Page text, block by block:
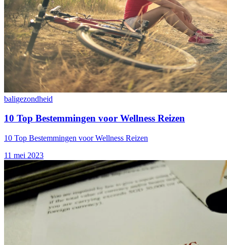
baligezondheid
10 Top Bestemmingen voor Wellness Reizen
10 Top Bestemmingen voor Wellness Reizen
11 mei 2023